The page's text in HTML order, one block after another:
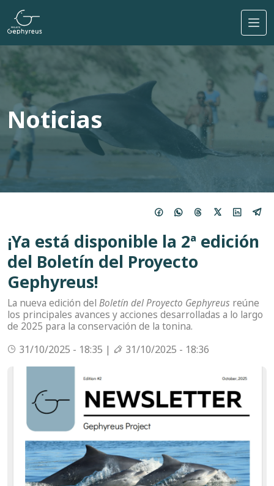
Pasar al contenido principal
Noticias
¡Ya está disponible la 2ª edición
del Boletín del Proyecto
Gephyreus!
La nueva edición del Boletín del Proyecto Gephyreus reúne
los principales avances y acciones desarrolladas a lo largo
de 2025 para la conservación de la tonina.
31/10/2025 - 18:35 |
31/10/2025 - 18:36